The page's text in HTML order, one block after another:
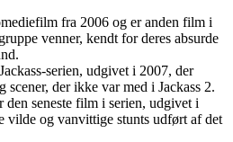
fra 2006 og er anden film i
venner, kendt for deres absurde
serien, udgivet i 2007, der
scener, der ikke var med i Jackass 2.
den seneste film i serien, udgivet i
vilde og vanvittige stunts udført af det